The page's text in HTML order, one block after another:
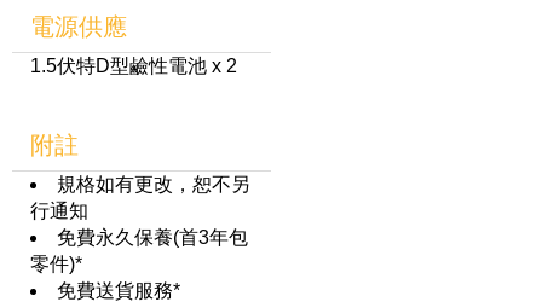
電源供應
1.5伏特D型鹼性電池 x 2
附註
規格如有更改，恕不另
行通知
免費永久保養(首3年包
零件)*
免費送貨服務*